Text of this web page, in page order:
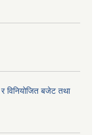
विनियोजित बजेट तथा